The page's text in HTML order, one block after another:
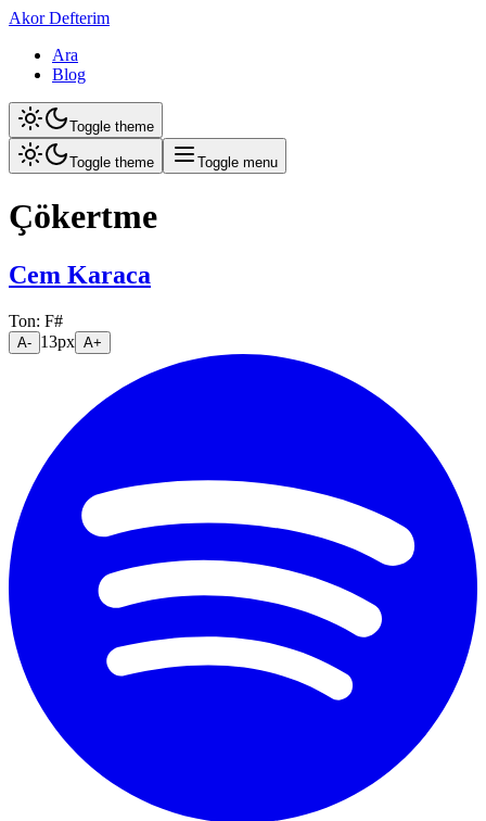
Akor Defterim
Ara
Blog
Toggle theme
Toggle theme Toggle menu
Çökertme
Cem Karaca
Ton: F#
A- 13px A+